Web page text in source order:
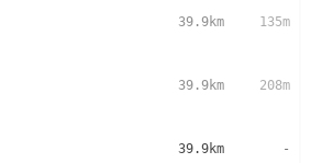
39.9km 135m
39.9km 208m
39.9km -